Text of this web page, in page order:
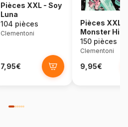
Pièces XXL - Soy
Luna
104 pièces
Clementoni
7,95€
Pièces XXL -
Monster
Draculauna
150 pièces
Clementoni
9,95€